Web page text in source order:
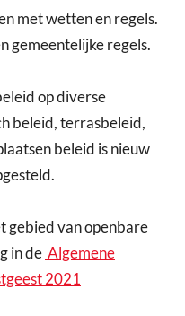
met wetten en regels.
gemeentelijke regels.
op diverse
beleid, terrasbeleid,
beleid is nieuw
gebied van openbare
in de Algemene
2021